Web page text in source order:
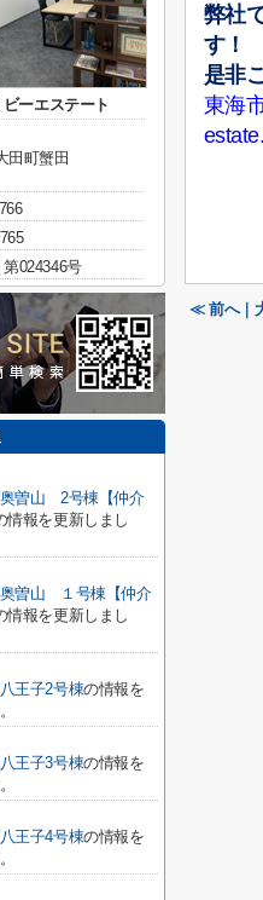
弊社
す！
是非
東海
≪ 前へ｜
ーエステート
田町蟹田
024346号
曽山 2号棟【仲介
情報を更新しまし
曽山 １号棟【仲介
情報を更新しまし
王子2号棟の情報を
王子3号棟の情報を
王子4号棟の情報を